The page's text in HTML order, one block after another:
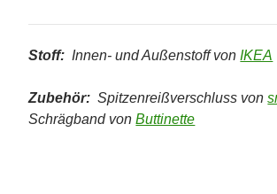
Stoff: Innen- und Außenstoff von IKEA
Zubehör: Spitzenreißverschluss von
Schrägband vonButtinette